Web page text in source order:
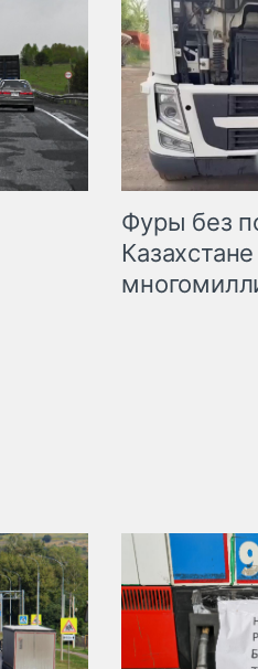
Фуры без